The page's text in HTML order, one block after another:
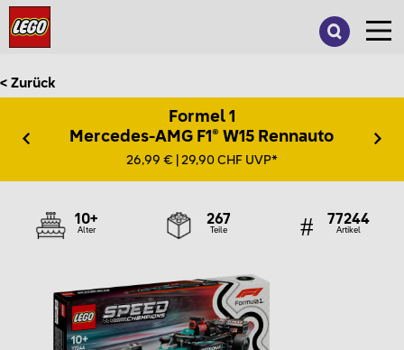
< Zurück
Formel 1
Mercedes-AMG F1® W15 Rennauto
26,99 € | 29,90 CHF UVP*
10+
Alter
267
Teile
77244
Artikel